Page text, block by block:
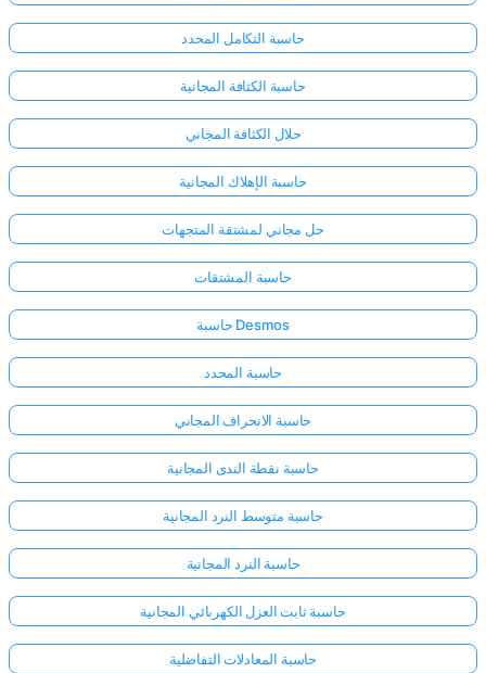
حاسبة التكامل المحدد
حاسبة الكثافة المجانية
حلال الكثافة المجاني
حاسبة الإهلاك المجانية
حل مجاني لمشتقة المتجهات
حاسبة المشتقات
حاسبة Desmos
حاسبة المحدد
حاسبة الانحراف المجاني
حاسبة نقطة الندى المجانية
حاسبة متوسط النرد المجانية
حاسبة النرد المجانية
حاسبة ثابت العزل الكهربائي المجانية
حاسبة المعادلات التفاضلية